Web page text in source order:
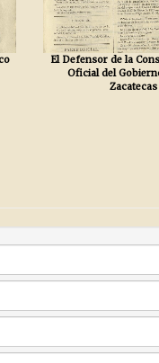
El Defensor de la
Oficial del